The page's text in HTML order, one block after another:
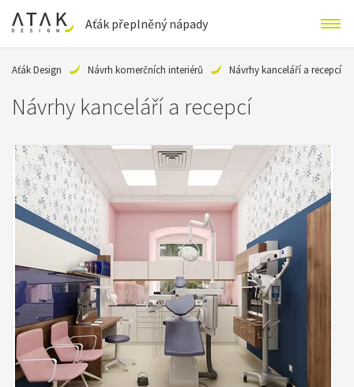
Aťák přeplněný nápady
Aťák Design Návrh komerčních interiérů Návrhy kanceláří a recepcí
Návrhy kanceláří a recepcí